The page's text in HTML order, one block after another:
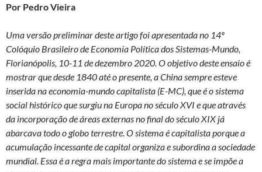
Por Pedro Vieira
Uma versão preliminar deste artigo foi apresentada no 14º
Colóquio Brasileiro de Economia Política dos Sistemas-Mundo,
Florianópolis, 10-11 de dezembro 2020. O objetivo deste ensaio é
mostrar que desde 1840 até o presente, a China sempre esteve
inserida na economia-mundo capitalista (E-MC), que é o sistema
social histórico que surgiu na Europa no século XVI e que através
da incorporação de áreas externas no final do século XIX já
abarcava todo o globo terrestre. O sistema é capitalista porque a
acumulação incessante de capital organiza e subordina a sociedade
mundial. Essa é a regra mais importante do sistema e se impõe a